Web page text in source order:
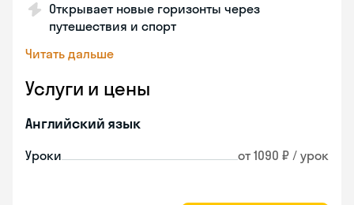
Открывает новые горизонты через
путешествия и спорт
Читать дальше
Услуги и цены
Английский язык
Уроки от 1090 ₽ / урок